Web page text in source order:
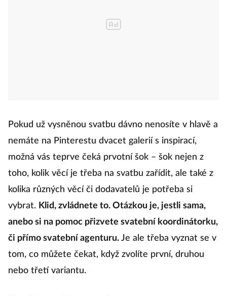
Pokud už vysněnou svatbu dávno nenosíte v hlavě a
nemáte na Pinterestu dvacet galerií s inspirací,
možná vás teprve čeká prvotní šok – šok nejen z
toho, kolik věcí je třeba na svatbu zařídit, ale také z
kolika různých věcí či dodavatelů je potřeba si
vybrat. Klid, zvládnete to. Otázkou je, jestli sama,
anebo si na pomoc přizvete svatební koordinátorku,
či přímo svatební agenturu. Je ale třeba vyznat se v
tom, co můžete čekat, když zvolíte první, druhou
nebo třetí variantu.